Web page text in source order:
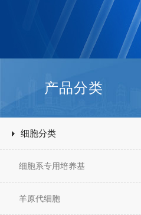
产品分类
细胞分类
细胞系专用培养基
羊原代细胞